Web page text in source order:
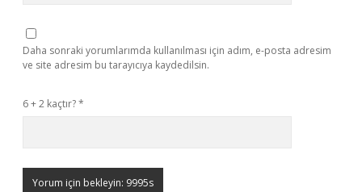
Daha sonraki yorumlarımda kullanılması için adım, e-posta adresim
ve site adresim bu tarayıcıya kaydedilsin.
6 + 2 kaçtır?*